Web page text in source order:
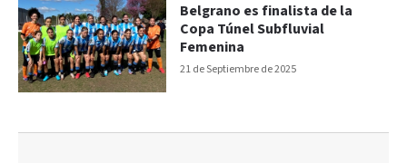
21 de Septiembre de 2025
Belgrano es finalista de la
Copa Túnel Subfluvial
Femenina